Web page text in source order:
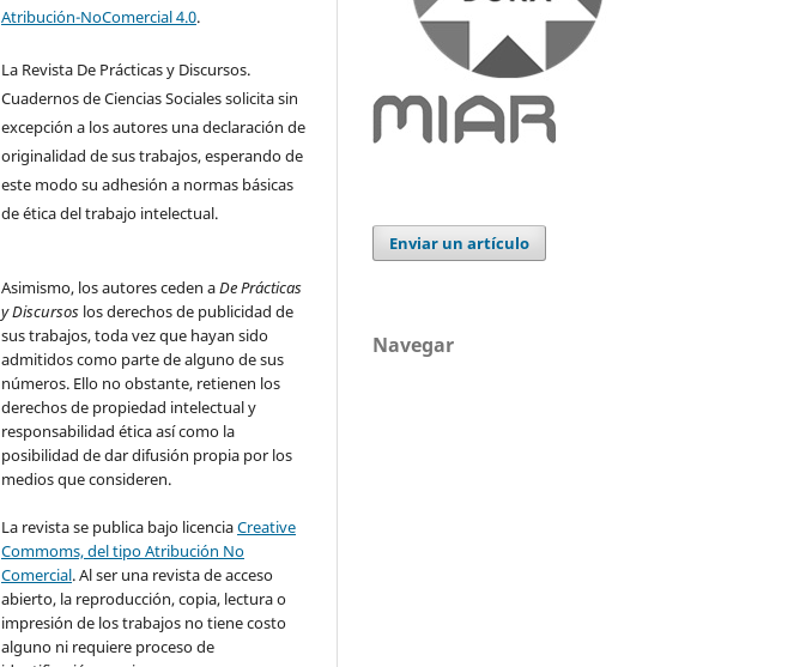
Atribución-NoComercial 4.0.
La Revista De Prácticas y Discursos.
Cuadernos de Ciencias Sociales solicita sin
excepción a los autores una declaración de
originalidad de sus trabajos, esperando de
este modo su adhesión a normas básicas
de ética del trabajo intelectual.
Asimismo, los autores ceden aDe Prácticas
y Discursos los derechos de publicidad de
sus trabajos, toda vez que hayan sido
admitidos como parte de alguno de sus
números. Ello no obstante, retienen los
derechos de propiedad intelectual y
responsabilidad ética así como la
posibilidad de dar difusión propia por los
medios que consideren.
La revista se publica bajo licenciaCreative
Commoms, del tipo Atribución No
Comercial. Al ser una revista de acceso
abierto, la reproducción, copia, lectura o
impresión de los trabajos no tiene costo
alguno ni requiere proceso de
Enviar un artículo
Navegar